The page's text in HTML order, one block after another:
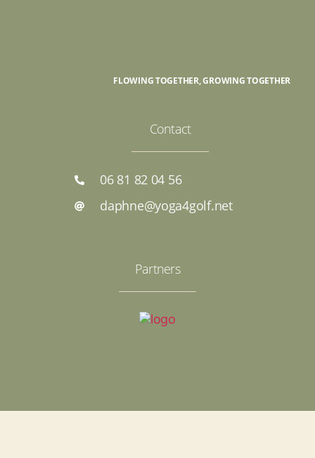
FLOWING TOGETHER, GROWING TOGETHER
Contact
06 81 82 04 56
daphne@yoga4golf.net
Partners